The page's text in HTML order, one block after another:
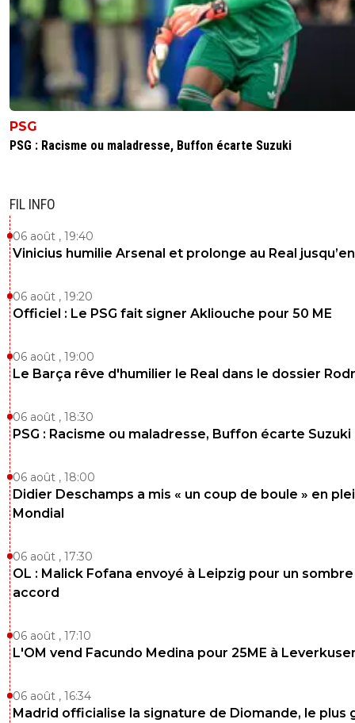
PSG
PSG : Racisme ou maladresse, Buffon écarte Suzuki
FIL INFO
06 août , 19:40
Vinicius humilie Arsenal et prolonge au Real
06 août , 19:20
Officiel : Le PSG fait signer Akliouche pour 50 ME
06 août , 19:00
Le Barça rêve d'humilier le Real dans le dossier
06 août , 18:30
PSG : Racisme ou maladresse, Buffon écarte Suzuki
06 août , 18:00
Didier Deschamps a mis « un coup de boule » en
Mondial
06 août , 17:30
OL : Malick Fofana envoyé à Leipzig pour un sombre
accord
06 août , 17:10
L'OM vend Facundo Medina pour 25ME à
06 août , 16:34
Madrid officialise la signature de Diomande, le plus